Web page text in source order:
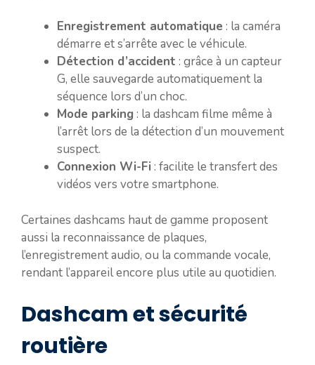
Enregistrement automatique : la caméra
démarre et s’arrête avec le véhicule.
Détection d’accident : grâce à un capteur
G, elle sauvegarde automatiquement la
séquence lors d’un choc.
Mode parking : la dashcam filme même à
l’arrêt lors de la détection d’un mouvement
suspect.
Connexion Wi-Fi : facilite le transfert des
vidéos vers votre smartphone.
Certaines dashcams haut de gamme proposent
aussi la reconnaissance de plaques,
l’enregistrement audio, ou la commande vocale,
rendant l’appareil encore plus utile au quotidien.
Dashcam et sécurité
routière